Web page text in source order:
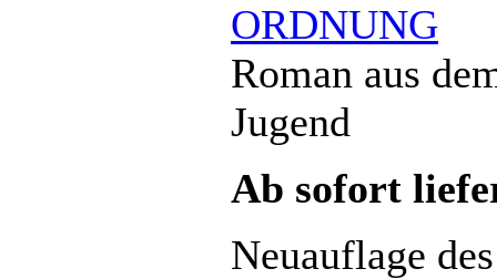
ORDNUNG
Roman aus
Jugend
Ab sofort
Neuauflage